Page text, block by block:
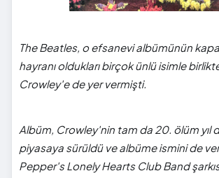
The Beatles, o efsanevi albümünün
hayranı oldukları birçok ünlü isimle
Crowley'e de yer vermişti.
Albüm, Crowley'nin tam da 20. ölüm yıl
piyasaya sürüldü ve albüme ismini de
Pepper's Lonely Hearts Club Band